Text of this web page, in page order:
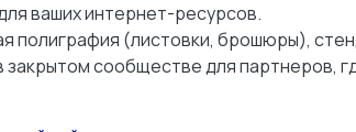
ваших интернет-ресурсов.
полиграфия (листовки, брошюры),
закрытом сообществе для партнеров,